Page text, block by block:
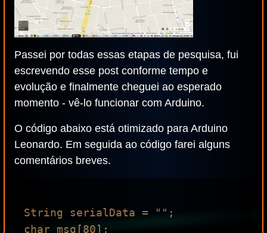
Passei por todas essas etapas de pesquisa, fui
escrevendo esse post conforme tempo e
evolução e finalmente cheguei ao esperado
momento - vê-lo funcionar com Arduino.
O código abaixo está otimizado para Arduino
Leonardo. Em seguida ao código farei alguns
comentários breves.
String serialData = "";
char msg[80];